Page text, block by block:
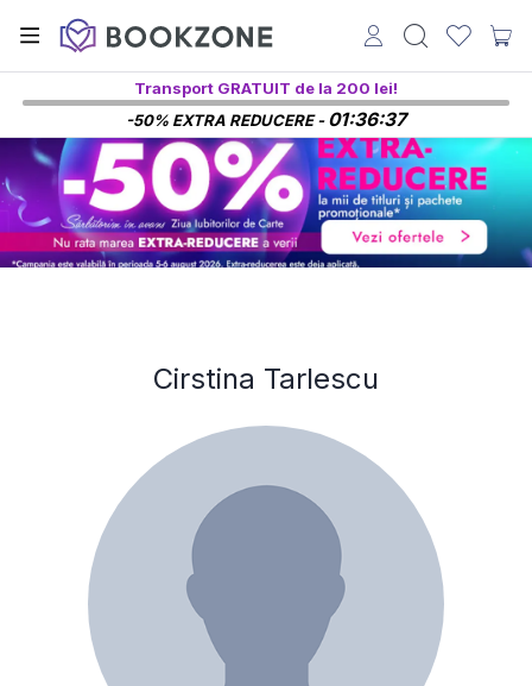
Transport GRATUIT de la 200 lei!
-50% EXTRA REDUCERE -01:36:37
Cirstina Tarlescu